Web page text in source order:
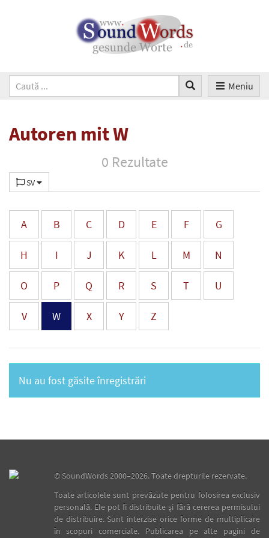
Meniu
Autoren mit W
0 Rezultate
SV
A B C D E F G
H I J K L M N
O P Q R S T U
V W X Y Z
Nu au fost găsite înregistrări
©SoundWords2000–2026. Toate drepturile rezervate.
Toate articolele sunt prevăzute pentru folosirea exclusiv
personală. Ele pot fi distribuite şi fără cererea permisului
de distribuire. Sunt interzise orice forme de multiplicare
în scopuri comerciale. Publicarea pe alte pagini de